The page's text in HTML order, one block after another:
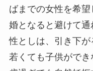
ばまでの女性を希
婚となると避けて
性としは、引き下が
若くても子供がで